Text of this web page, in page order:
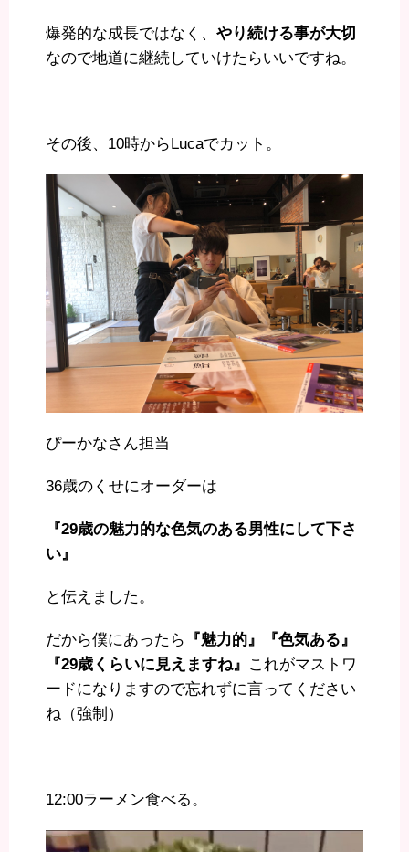
爆発的な成長ではなく、 やり続ける事が大切
なので地道に継続していけたらいいですね。
その後、10時からLucaでカット。
ぴーかなさん担当
36歳のくせにオーダーは
『29歳の魅力的な色気のある男性にして下さ
い』
と伝えました。
だから僕にあったら
『魅力的』『色気ある』
『29歳くらいに見えますね』 これがマストワ
ードになりますので忘れずに言ってください
ね（強制）
12:00ラーメン食べる。